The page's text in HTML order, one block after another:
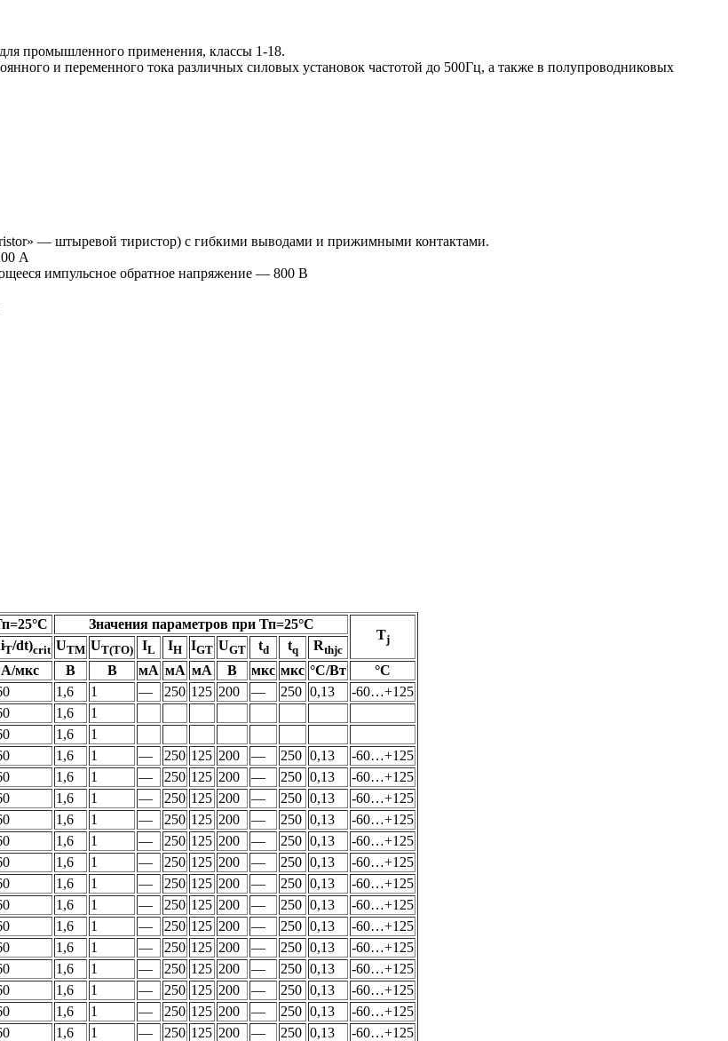
промышленного применения, классы 1-18.
и переменного тока различных силовых установок частотой до 500Гц, а также в полупроводниковых
— штыревой тиристор) с гибкими выводами и прижимными контактами.
А
импульсное обратное напряжение — 800 В
Значения параметров при Тп=25°С
Tj
T/dt)crit UTM UT(TO) IL IH IGT UGT td tq Rthjc
А/мкс В В мА мА мА В мкс мкс °С/Вт
°С
1,6 1 — 250 125 200 — 250 0,13
-60…+125
1,6
1
1,6
1
1,6 1 — 250 125 200 — 250 0,13
-60…+125
1,6 1 — 250 125 200 — 250 0,13
-60…+125
1,6 1 — 250 125 200 — 250 0,13
-60…+125
1,6 1 — 250 125 200 — 250 0,13
-60…+125
1,6 1 — 250 125 200 — 250 0,13
-60…+125
1,6 1 — 250 125 200 — 250 0,13
-60…+125
1,6 1 — 250 125 200 — 250 0,13
-60…+125
1,6 1 — 250 125 200 — 250 0,13
-60…+125
1,6 1 — 250 125 200 — 250 0,13
-60…+125
1,6 1 — 250 125 200 — 250 0,13
-60…+125
1,6 1 — 250 125 200 — 250 0,13
-60…+125
1,6 1 — 250 125 200 — 250 0,13
-60…+125
1,6 1 — 250 125 200 — 250 0,13
-60…+125
1,6 1 — 250 125 200 — 250 0,13
-60…+125